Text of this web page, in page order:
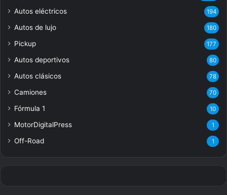
Autos eléctricos 194
Autos de lujo 180
Pickup 177
Autos deportivos 80
Autos clásicos 78
Camiones 70
Fórmula 1 10
MotorDigitalPress 1
Off-Road 1